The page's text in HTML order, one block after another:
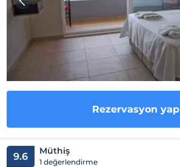
Rezervasyon yap
9.6 Müthiş
1 değerlendirme